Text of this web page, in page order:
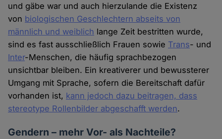
und gäbe war und auch hierzulande die Existenz
von biologischen Geschlechtern abseits von
männlich und weiblich lange Zeit bestritten wurde,
sind es fast ausschließlich Frauen sowie Trans- und
Inter-Menschen, die häufig sprachbezogen
unsichtbar bleiben. Ein kreativerer und bewussterer
Umgang mit Sprache, sofern die Bereitschaft dafür
vorhanden ist, kann jedoch dazu beitragen, dass
stereotype Rollenbilder abgeschafft werden.
Gendern – mehr Vor- als Nachteile?